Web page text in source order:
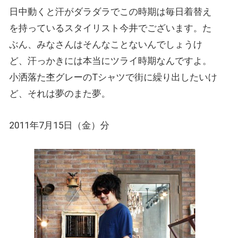
日中動くと汗がダラダラでこの時期は毎日着替え
を持っているスタイリスト今井でございます。た
ぶん、みなさんはそんなことないんでしょうけ
ど、汗っかきには本当にツライ時期なんですよ。
小洒落た杢グレーのTシャツで街に繰り出したいけ
ど、それは夢のまた夢。
2011年7月15日（金）分